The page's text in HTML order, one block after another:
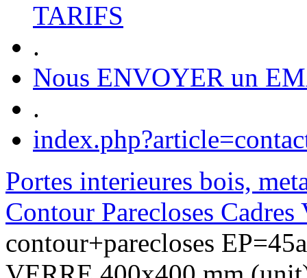
TARIFS
.
Nous ENVOYER un
.
Portes interieures bois,
Contour Parecloses Cadres
contour+parecloses